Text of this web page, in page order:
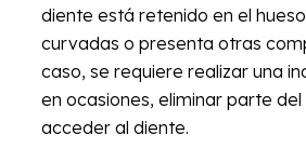
diente está retenido en el
curvadas o presenta otras
caso, se requiere realizar una
en ocasiones, eliminar parte
acceder al diente.